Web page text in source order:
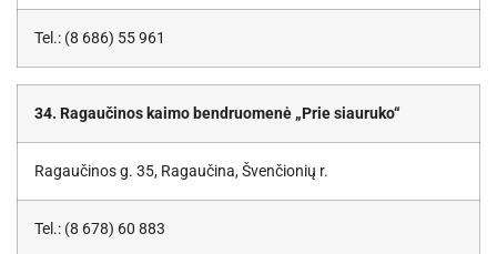
Tel.: (8 686) 55 961
34. Ragaučinos kaimo bendruomenė „Prie siauruko“
Ragaučinos g. 35, Ragaučina, Švenčionių r.
Tel.: (8 678) 60 883